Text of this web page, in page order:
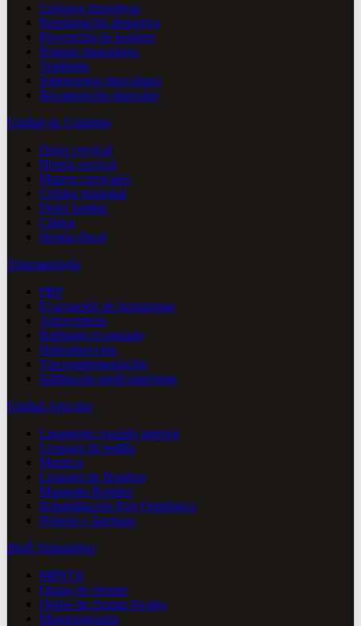
Lesiones deportivas
Readaptación deportiva
Prevención de lesiones
Roturas musculares
Tendinitis
Sobrecargas musculares
Recuperación muscular
Unidad de Columna
Dolor cervical
Hernia cervical
Mareos cervicales
Cefalea tensional
Dolor lumbar
Ciática
Hernia discal
Traumatología
PRP
Evacuación de hematomas
Artrocentesis
Barbotaje ecoguiado
Hidrodisección
Viscosuplementación
Infiltración medicamentosa
Unidad Articular
Ligamento cruzado anterior
Lesiones de rodilla
Menisco
Lesiones de Hombro
Manguito Rotador
Rehabilitación Post Quirúrgica
Prótesis y fracturas
BioÉ Stimulation
MBST®
Ondas de choque
Ondas de choque focales
Magnetoterapia